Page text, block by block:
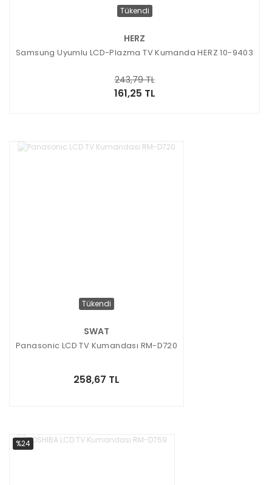
Tükendi
HERZ
Samsung Uyumlu LCD-Plazma TV Kumanda HERZ 10-9403
161,25 TL
243,79 TL
Tükendi
SWAT
Panasonic LCD TV Kumandası RM-D720
258,67 TL
%24